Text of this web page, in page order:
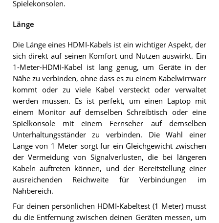
Spielekonsolen.
Länge
Die Länge eines HDMI-Kabels ist ein wichtiger Aspekt, der
sich direkt auf seinen Komfort und Nutzen auswirkt. Ein
1-Meter-HDMI-Kabel ist lang genug, um Geräte in der
Nähe zu verbinden, ohne dass es zu einem Kabelwirrwarr
kommt oder zu viele Kabel versteckt oder verwaltet
werden müssen. Es ist perfekt, um einen Laptop mit
einem Monitor auf demselben Schreibtisch oder eine
Spielkonsole mit einem Fernseher auf demselben
Unterhaltungsständer zu verbinden. Die Wahl einer
Länge von 1 Meter sorgt für ein Gleichgewicht zwischen
der Vermeidung von Signalverlusten, die bei längeren
Kabeln auftreten können, und der Bereitstellung einer
ausreichenden Reichweite für Verbindungen im
Nahbereich.
Für deinen persönlichen HDMI-Kabeltest (1 Meter) musst
du die Entfernung zwischen deinen Geräten messen, um